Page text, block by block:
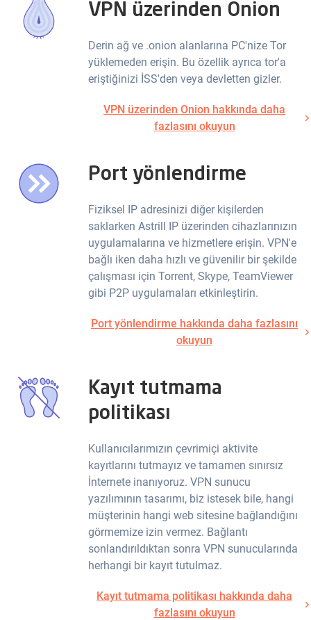
VPN üzerinden Onion
Derin ağ ve .onion alanlarına PC'nize Tor
yüklemeden erişin. Bu özellik ayrıca tor'a
eriştiğinizi İSS'den veya devletten gizler.
VPN üzerinden Onion hakkında daha
fazlasını okuyun
Port yönlendirme
Fiziksel IP adresinizi diğer kişilerden
saklarken Astrill IP üzerinden cihazlarınızın
uygulamalarına ve hizmetlere erişin. VPN'e
bağlı iken daha hızlı ve güvenilir bir şekilde
çalışması için Torrent, Skype, TeamViewer
gibi P2P uygulamaları etkinleştirin.
Port yönlendirme hakkında daha fazlasını
okuyun
Kayıt tutmama
politikası
Kullanıcılarımızın çevrimiçi aktivite
kayıtlarını tutmayız ve tamamen sınırsız
İnternete inanıyoruz. VPN sunucu
yazılımının tasarımı, biz istesek bile, hangi
müşterinin hangi web sitesine bağlandığını
görmemize izin vermez. Bağlantı
sonlandırıldıktan sonra VPN sunucularında
herhangi bir kayıt tutulmaz.
Kayıt tutmama politikası hakkında daha
fazlasını okuyun